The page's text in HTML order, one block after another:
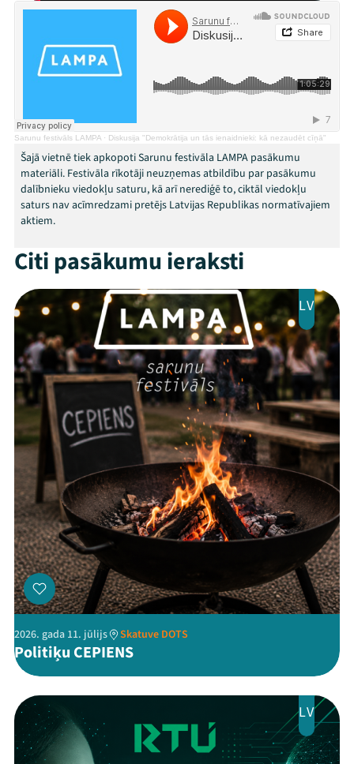
Programma
Arhīvs
Jaunumi
Ziedo
Veikals
Kontakti
ThreadsFacebookYoutube
X Instagram
Flick TikTok
Sarunu festivāls LAMPA · Diskusija "Demokrātija un tās ienaidnieki: kā nezaudēt cīņā"
Šajā vietnē tiek apkopoti Sarunu festivāla LAMPA pasākumu
materiāli. Festivāla rīkotāji neuzņemas atbildību par pasākumu
dalībnieku viedokļu saturu, kā arī nerediģē to, ciktāl viedokļu
saturs nav acīmredzami pretējs Latvijas Republikas normatīvajiem
aktiem.
Citi pasākumu ieraksti
LV
2026. gada 11. jūlijs Skatuve DOTS
Politiķu CEPIENS
LV